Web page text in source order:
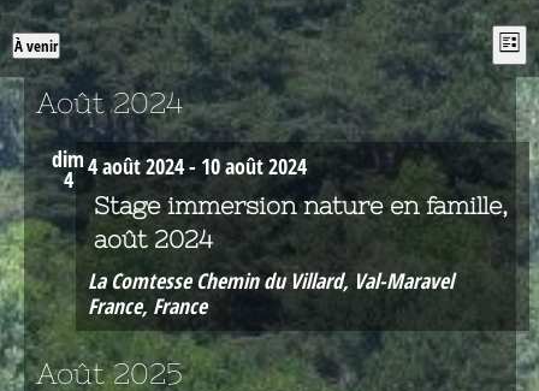
par
de
Liste
À venir
Sélectionnez
une
date.
Août 2024
dim
4 4 août 2024- 10 août 2024
Stage immersion nature en famille,
août 2024
La ComtesseChemin du Villard, Val-Maravel
France, France
Août 2025